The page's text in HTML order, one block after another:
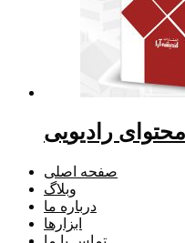
محتوای رادیویی
صفحه اصلی
وبلاگ
درباره ما
ابزارها